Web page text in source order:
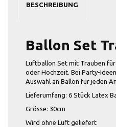
BESCHREIBUNG
Ballon Set
Luftballon Set mit Trauben
oder Hochzeit. Bei Party-
Auswahl an Ballon für jeden
Lieferumfang: 6 Stück Latex
Grösse: 30cm
Wird ohne Luft geliefert